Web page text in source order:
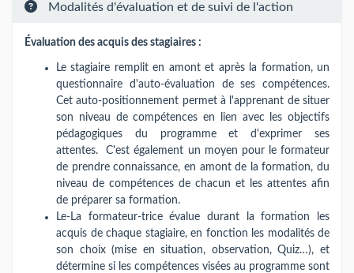
Modalités d'évaluation et de suivi de l'action
Évaluation des acquis des stagiaires :
Le stagiaire remplit en amont et après la formation, un
questionnaire d'auto-évaluation de ses compétences.
Cet auto-positionnement permet à l'apprenant de situer
son niveau de compétences en lien avec les objectifs
pédagogiques du programme et d'exprimer ses
attentes. C'est également un moyen pour le formateur
de prendre connaissance, en amont de la formation, du
niveau de compétences de chacun et les attentes afin
de préparer sa formation.
Le-La formateur-trice évalue durant la formation les
acquis de chaque stagiaire, en fonction les modalités de
son choix (mise en situation, observation, Quiz…), et
détermine si les compétences visées au programme sont